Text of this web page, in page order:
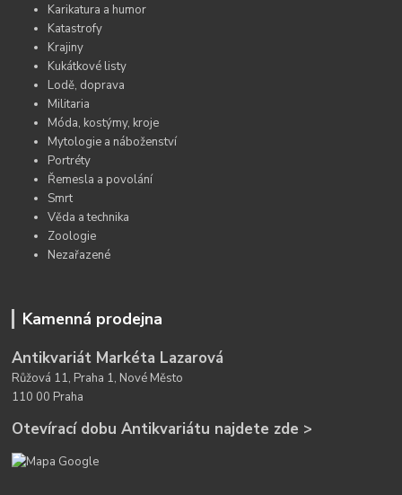
Karikatura a humor
Katastrofy
Krajiny
Kukátkové listy
Lodě, doprava
Militaria
Móda, kostýmy, kroje
Mytologie a náboženství
Portréty
Řemesla a povolání
Smrt
Věda a technika
Zoologie
Nezařazené
Kamenná prodejna
Antikvariát Markéta Lazarová
Růžová 11, Praha 1, Nové Město
110 00 Praha
Otevírací dobu Antikvariátu najdete zde >